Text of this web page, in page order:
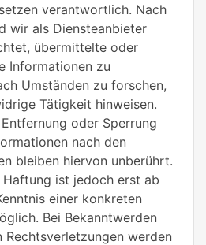
verantwortlich. Nach
wir als Diensteanbieter
übermittelte oder
Informationen zu
Umständen zu forschen,
Tätigkeit hinweisen.
oder Sperrung
nach den
bleiben hiervon unberührt.
Haftung ist jedoch erst ab
einer konkreten
Bei Bekanntwerden
Rechtsverletzungen werden